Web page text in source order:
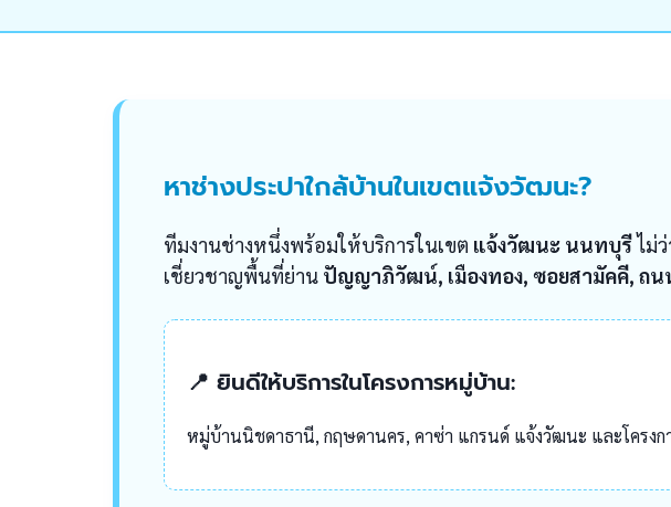
หาช่างประปาใกล้บ้านในเขตแจ้งวัฒนะ?
ทีมงานช่างหนึ่งพร้อมให้บริการในเขต แจ้งวัฒนะ นนทบุรีไม่
เชี่ยวชาญพื้นที่ย่าน ปัญญาภิวัฒน์, เมืองทอง, ซอยสามัคคี, ถ
📍 ยินดีให้บริการในโครงการหมู่บ้าน:
หมู่บ้านนิชดาธานี, กฤษดานคร, คาซ่า แกรนด์ แจ้งวัฒนะ และโครงก